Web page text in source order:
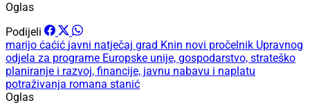
Oglas
Podijeli
marijo ćaćić javni natječaj grad Knin novi pročelnik Upravnog
odjela za programe Europske unije, gospodarstvo, strateško
planiranje i razvoj, financije, javnu nabavu i naplatu
potraživanja romana stanić
Oglas